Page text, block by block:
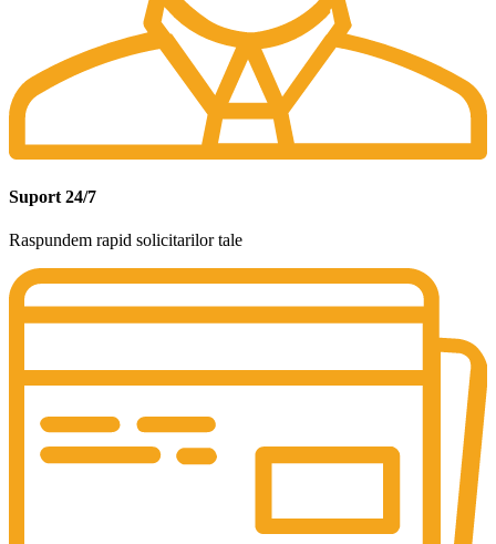
Suport 24/7
Raspundem rapid solicitarilor tale